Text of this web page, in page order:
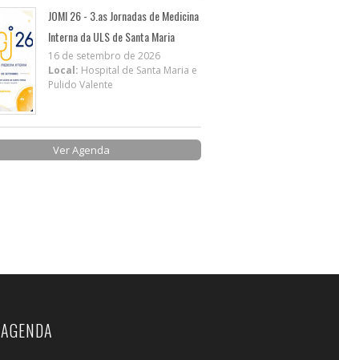
JOMI 26 - 3.as Jornadas de Medicina
Interna da ULS de Santa Maria
16 de setembro de 2026
Local: Hospital de Santa Maria e
Pulido Valente
Ver Agenda
AGENDA